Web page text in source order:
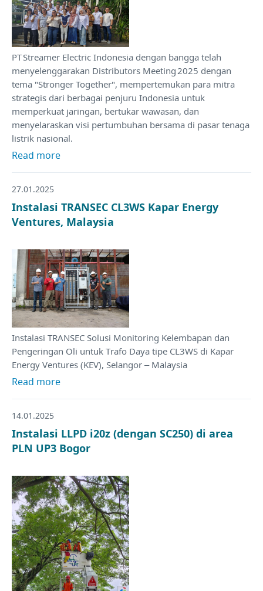
PT Streamer Electric Indonesia dengan bangga telah
menyelenggarakan Distributors Meeting 2025 dengan
tema "Stronger Together", mempertemukan para mitra
strategis dari berbagai penjuru Indonesia untuk
memperkuat jaringan, bertukar wawasan, dan
menyelaraskan visi pertumbuhan bersama di pasar tenaga
listrik nasional.
Read more
27.01.2025
Instalasi TRANSEC CL3WS Kapar Energy
Ventures, Malaysia
Instalasi TRANSEC Solusi Monitoring Kelembapan dan
Pengeringan Oli untuk Trafo Daya tipe CL3WS di Kapar
Energy Ventures (KEV), Selangor – Malaysia
Read more
14.01.2025
Instalasi LLPD i20z (dengan SC250) di area
PLN UP3 Bogor